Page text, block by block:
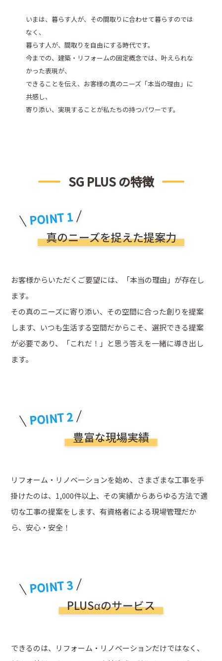
いまは、暮らす人が、その間取りに合わせて暮らすのでは
なく、
暮らす人が、間取りを自由にする時代です。
今までの、建築・リフォームの固定概念では、叶えられな
かった表現が、
できることを伝え、お客様の真のニーズ「本当の理由」に
共感し、
寄り添い、実現することが私たちの持つパワーです。
SG PLUS の特徴
POINT 1
真のニーズを捉えた提案力
お客様からいただくご要望には、「本当の理由」が存在し
ます。
その真のニーズに寄り添い、その空間に合った創りを提案
します、いつも生活する空間だからこそ、選択できる提案
が必要であり、「これだ！」と思う答えを一緒に導き出し
ます。
POINT 2
豊富な現場実績
リフォーム・リノベーションを始め、さまざまな工事を手
掛けたのは、1,000件以上、その実績からあらゆる方法で適
切な工事の提案をします、有資格者による現場管理だか
ら、安心・安全！
POINT 3
PLUSαのサービス
できるのは、リフォーム・リノベーションだけではなく、